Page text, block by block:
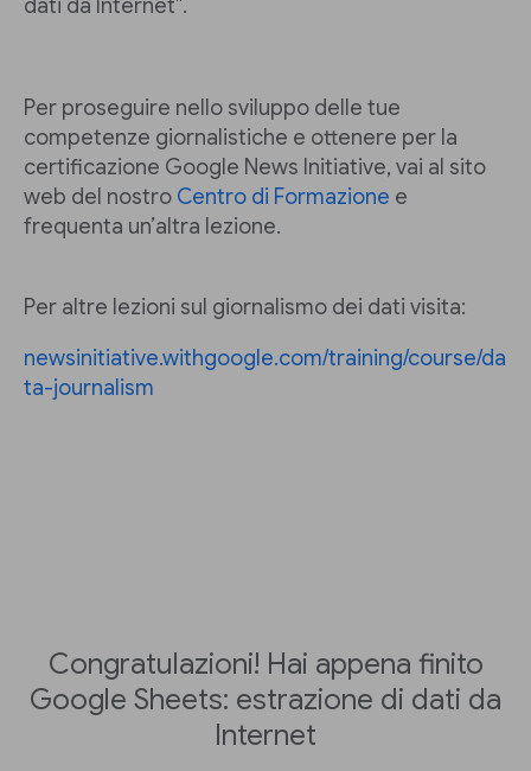
dati da Internet”.
Per proseguire nello sviluppo delle tue
competenze giornalistiche e ottenere per la
certificazione Google News Initiative, vai al sito
web del nostro Centro di Formazione e
frequenta un’altra lezione.
Per altre lezioni sul giornalismo dei dati visita:
newsinitiative.withgoogle.com/training/course/da
ta-journalism
Congratulazioni! Hai appena finito
Google Sheets: estrazione di dati da
Internet